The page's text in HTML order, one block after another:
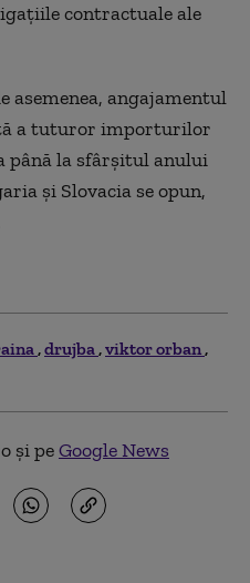
contractuale ale
asemenea, angajamentul
a tuturor importurilor
până la sfârșitul anului
și Slovacia se opun,
drujba viktor orban
și peGoogle News